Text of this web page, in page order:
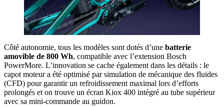
Côté autonomie, tous les modèles sont dotés d’une batterie
amovible de 800 Wh, compatible avec l’extension Bosch
PowerMore. L’innovation se cache également dans les détails : le
capot moteur a été optimisé par simulation de mécanique des fluides
(CFD) pour garantir un refroidissement maximal lors d’efforts
prolongés et on trouve un écran Kiox 400 intégré au tube supérieur
avec sa mini-commande au guidon.